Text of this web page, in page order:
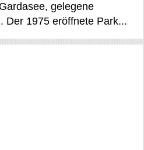
gelegene
Der 1975 eröffnete Park...